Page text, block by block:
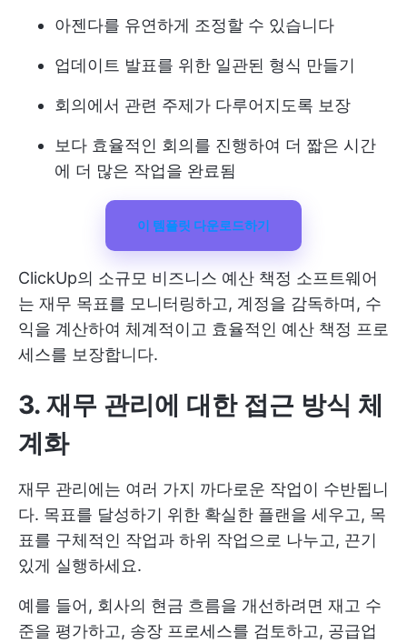
아젠다를 유연하게 조정할 수 있습니다
업데이트 발표를 위한 일관된 형식 만들기
회의에서 관련 주제가 다루어지도록 보장
보다 효율적인 회의를 진행하여 더 짧은 시간
에 더 많은 작업을 완료됨
이 템플릿 다운로드하기
ClickUp의 소규모 비즈니스 예산 책정 소프트웨어
는 재무 목표를 모니터링하고, 계정을 감독하며, 수
익을 계산하여 체계적이고 효율적인 예산 책정 프로
세스를 보장합니다.
3. 재무 관리에 대한 접근 방식 체
계화
재무 관리에는 여러 가지 까다로운 작업이 수반됩니
다. 목표를 달성하기 위한 확실한 플랜을 세우고, 목
표를 구체적인 작업과 하위 작업으로 나누고, 끈기
있게 실행하세요.
예를 들어, 회사의 현금 흐름을 개선하려면 재고 수
준을 평가하고, 송장 프로세스를 검토하고, 공급업